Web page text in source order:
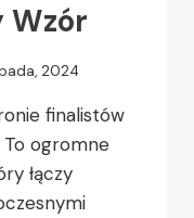
Wzór
2024
finalistów
ogromne
łączy